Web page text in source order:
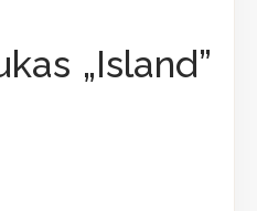
„Island”